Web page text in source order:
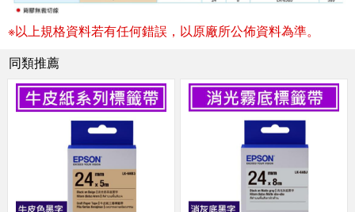
※以上規格資料若有任何錯誤，以原廠所公佈資料為準。
同類推薦